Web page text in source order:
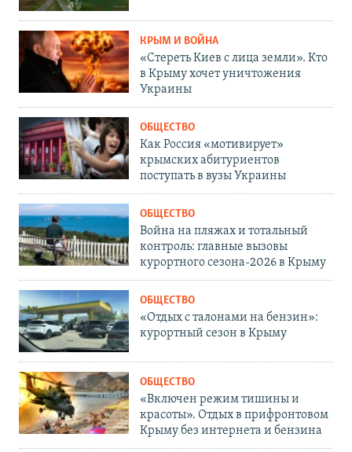
КРЫМ И ВОЙНА
«Стереть Киев с лица земли». Кто
в Крыму хочет уничтожения
Украины
ОБЩЕСТВО
Как Россия «мотивирует»
крымских абитуриентов
поступать в вузы Украины
ОБЩЕСТВО
Война на пляжах и тотальный
контроль: главные вызовы
курортного сезона-2026 в Крыму
ОБЩЕСТВО
«Отдых с талонами на бензин»:
курортный сезон в Крыму
ОБЩЕСТВО
«Включен режим тишины и
красоты». Отдых в прифронтовом
Крыму без интернета и бензина